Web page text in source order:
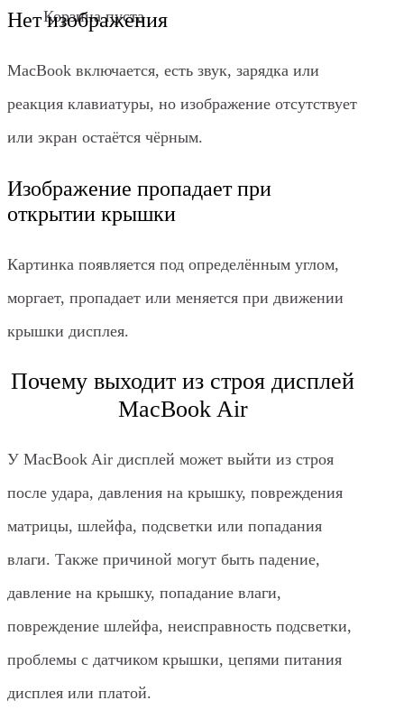
Корзина пуста
Нет изображения
MacBook включается, есть звук, зарядка или
реакция клавиатуры, но изображение отсутствует
или экран остаётся чёрным.
Изображение пропадает при
открытии крышки
Картинка появляется под определённым углом,
моргает, пропадает или меняется при движении
крышки дисплея.
Почему выходит из строя дисплей
MacBook Air
У MacBook Air дисплей может выйти из строя
после удара, давления на крышку, повреждения
матрицы, шлейфа, подсветки или попадания
влаги. Также причиной могут быть падение,
давление на крышку, попадание влаги,
повреждение шлейфа, неисправность подсветки,
проблемы с датчиком крышки, цепями питания
дисплея или платой.